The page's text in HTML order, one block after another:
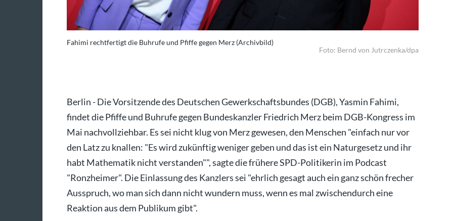
Fahimi rechtfertigt die Buhrufe und Pfiffe gegen Merz (Archivbild)
Foto: Bernd von Jutrczenka/dpa
Berlin - Die Vorsitzende des Deutschen Gewerkschaftsbundes (DGB), Yasmin Fahimi,
findet die Pfiffe und Buhrufe gegen Bundeskanzler Friedrich Merz beim DGB-Kongress im
Mai nachvollziehbar. Es sei nicht klug von Merz gewesen, den Menschen "einfach nur vor
den Latz zu knallen: "Es wird zukünftig weniger geben und das ist ein Naturgesetz und ihr
habt Mathematik nicht verstanden"", sagte die frühere SPD-Politikerin im Podcast
"Ronzheimer". Die Einlassung des Kanzlers sei "ehrlich gesagt auch ein ganz schön frecher
Ausspruch, wo man sich dann nicht wundern muss, wenn es mal zwischendurch eine
Reaktion aus dem Publikum gibt".